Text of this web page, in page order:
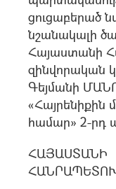
ցուցաբերած
նշանակալի
Հայաստանի
զինվորական
Գեյմանի
«Հայրենիքին
համար» 2-րդ
ՀԱՅԱՍՏԱՆԻ